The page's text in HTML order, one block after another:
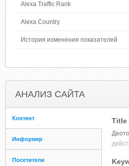
Alexa Traffic Rank
Alexa Country
История изменения показателей
АНАЛИЗ САЙТА
Контент
Информер
Посетители
Title